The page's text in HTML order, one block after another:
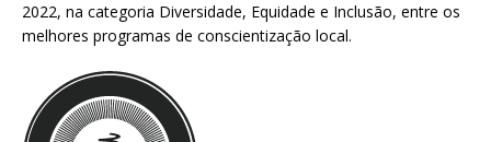
2022, na categoria Diversidade, Equidade e Inclusão, entre os
melhores programas de conscientização local.